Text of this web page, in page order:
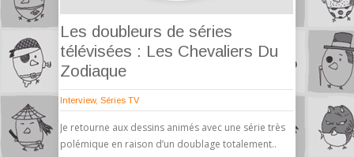
Les doubleurs de séries
télévisées : Les Chevaliers Du
Zodiaque
Interview, Séries TV
Je retourne aux dessins animés avec une série très
polémique en raison d’un doublage totalement..